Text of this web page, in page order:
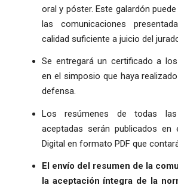
oral y póster. Este galardón
las comunicaciones
calidad suficiente a juicio del
Se entregará un certificado a
en el simposio que haya
defensa.
Los resúmenes de todas las
aceptadas serán publicados
Digital en formato PDF que
El envío del resumen de la
la aceptación íntegra de la